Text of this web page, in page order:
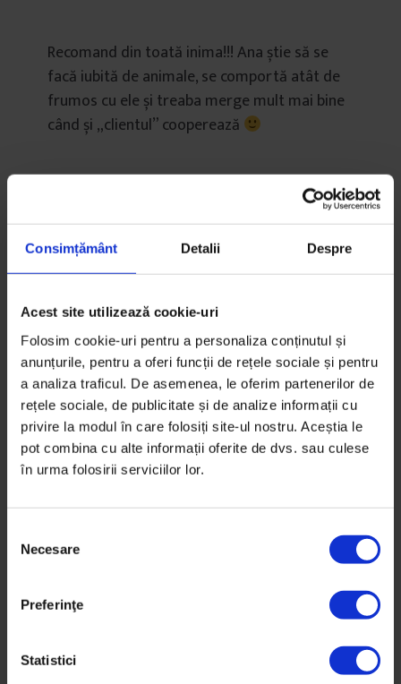
Consimțământ Detalii Despre
Acest site utilizează cookie-uri
Folosim cookie-uri pentru a personaliza conținutul și
anunțurile, pentru a oferi funcții de rețele sociale și pentru
a analiza traficul. De asemenea, le oferim partenerilor de
rețele sociale, de publicitate și de analize informații cu
privire la modul în care folosiți site-ul nostru. Aceștia le
pot combina cu alte informații oferite de dvs. sau culese
în urma folosirii serviciilor lor.
Necesare
Preferinţe
Statistici
Recomand din toată inima!!! Ana știe să se
facă iubită de animale, se comportă atât de
frumos cu ele și treaba merge mult mai bine
când și „clientul” cooperează
FLORENZZA
11/01/2015
Bravoooo Ana, stii bine ca pisicile „Paradise”
te adora :).
Te pup si succes!!